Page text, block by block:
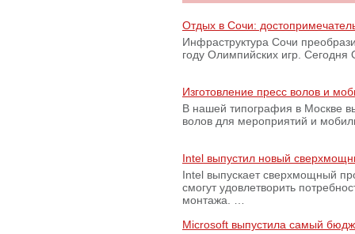
Отдых в Сочи:
Инфраструктура Сочи
году Олимпийских игр.
Изготовление пресс волов и
В нашей типография в Москве
волов для мероприятий и
Intel выпустил новый
Intel выпускает сверхмощный
смогут удовлетворить
монтажа. …
Microsoft выпустила самый